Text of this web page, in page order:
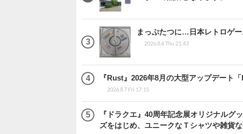
まっぷたつに…日本レトロゲ
2026.8.6 Thu 21:43
『Rust』2026年8月の大型アップデート
2026.8.7 Fri 17:15
『ドラクエ』40周年記念展オリジナルグ
ズをはじめ、ユニークなＴシャツや雑貨